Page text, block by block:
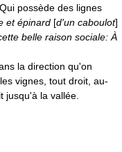
possède des lignes
et épinard [d'un caboulot]
belle raison sociale: À
la direction qu'on
vignes, tout droit, au-
jusqu'à la vallée.